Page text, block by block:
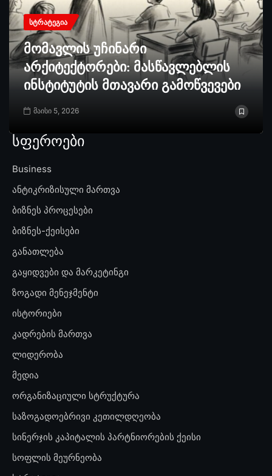
ᲡᲢᲠᲐᲢᲔᲒᲘᲐ
მომავლის უჩინარი
არქიტექტორები: მასწავლებლის
ინსტიტუტის მთავარი გამოწვევები
მაისი 5, 2026
სფეროები
Business
ანტიკრიზისული მართვა
ბიზნეს პროცესები
ბიზნეს-ქეისები
განათლება
გაყიდვები და მარკეტინგი
ზოგადი მენეჯმენტი
ისტორიები
კადრების მართვა
ლიდერობა
მედია
ორგანიზაციული სტრუქტურა
საზოგადოებრივი კეთილდღეობა
სინერჯის კაპიტალის პარტნიორების ქეისი
სოფლის მეურნეობა